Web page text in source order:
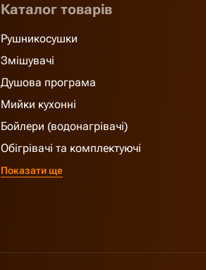
Каталог товарів
Рушникосушки
Змішувачі
Душова програма
Мийки кухонні
Бойлери (водонагрівачі)
Обігрівачі та комплектуючі
Показати ще